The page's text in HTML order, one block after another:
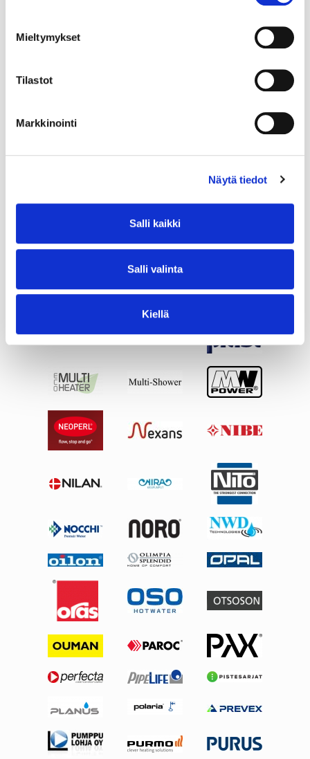
Mieltymykset
Tilastot
Markkinointi
Näytä tiedot
Salli kaikki
Salli valinta
Kiellä